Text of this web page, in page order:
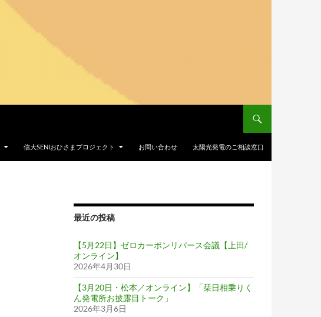
信大SENIおひさまプロジェクト お問い合わせ 太陽光発電のご相談窓口
最近の投稿
【5月22日】ゼロカーボンリバース会議【上田/
オンライン】
2026年4月30日
【3月20日・松本／オンライン】「栞日相乗りく
ん発電所お披露目トーク」
2026年3月6日